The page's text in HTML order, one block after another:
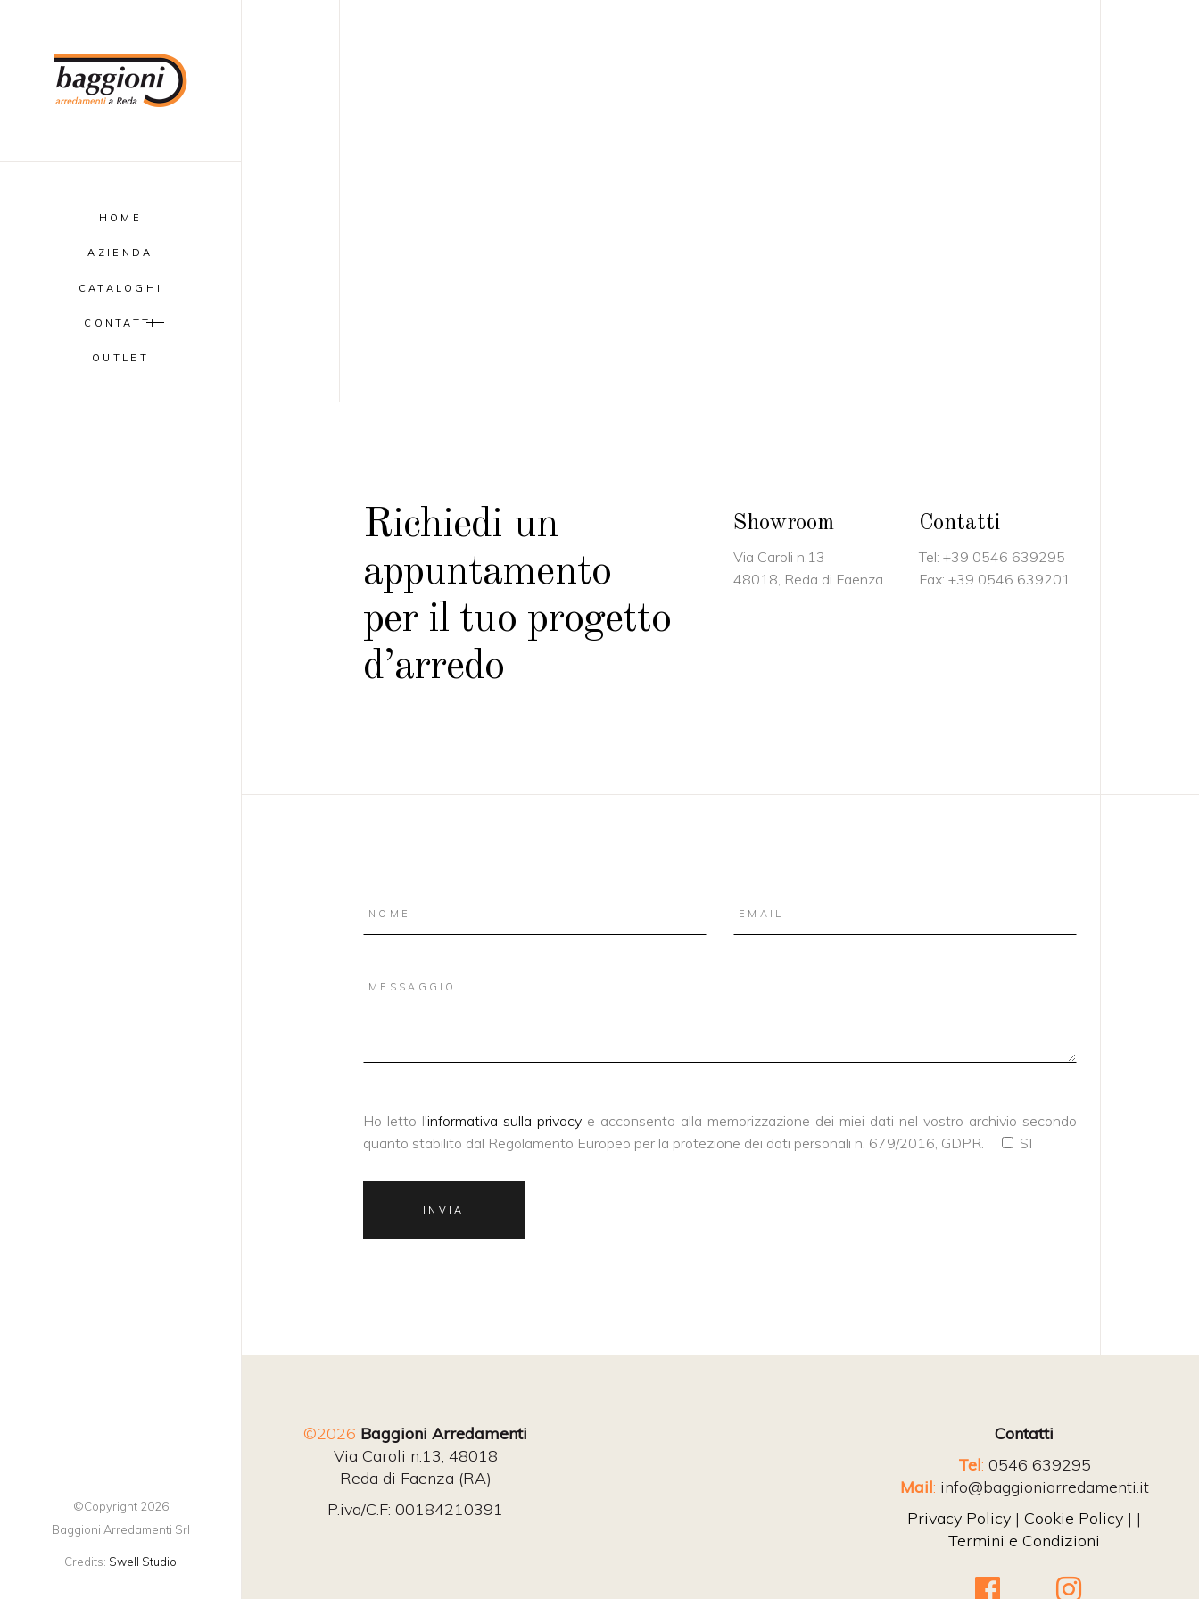
HOME
AZIENDA
CATALOGHI
CONTATTI
OUTLET
©Copyright 2026
Baggioni Arredamenti Srl
Credits: Swell Studio
Richiedi un
appuntamento
per il tuo progetto
d’arredo
Showroom
Via Caroli n.13
48018, Reda di Faenza
Contatti
Tel: +39 0546 639295
Fax: +39 0546 639201
Ho letto l'informativa sulla privacy e acconsento alla memorizzazione dei miei dati nel vostro archivio secondo
quanto stabilito dal Regolamento Europeo per la protezione dei dati personali n. 679/2016, GDPR.
SI
©2026 Baggioni Arredamenti
Via Caroli n.13, 48018
Reda di Faenza (RA)
P.iva/C.F: 00184210391
Contatti
Tel: 0546 639295
Mail: info@baggioniarredamenti.it
Privacy Policy |Cookie Policy | |
Termini e Condizioni